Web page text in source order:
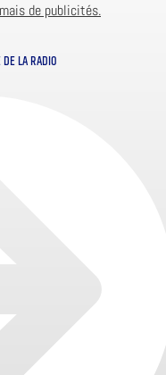
de publicités.
LA RADIO